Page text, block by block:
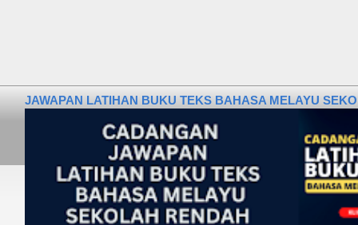
JAWAPAN LATIHAN BUKU TEKS BAHASA MELAYU